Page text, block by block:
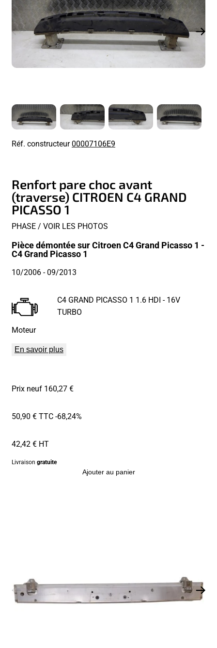
Réf. constructeur00007106E9
Renfort pare choc avant
(traverse) CITROEN C4 GRAND
PICASSO 1
PHASE / VOIR LES PHOTOS
Pièce démontée sur Citroen C4 Grand Picasso 1 -
C4 Grand Picasso 1
10/2006- 09/2013
Moteur
C4 GRAND PICASSO 1 1.6 HDI - 16V
TURBO
En savoir plus
Prix neuf 160,27 €
50,90 € TTC-68,24%
42,42 € HT
Livraison gratuite
Ajouter au panier